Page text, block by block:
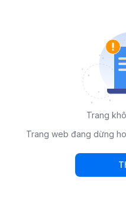
Trang
Trang web đang dừng